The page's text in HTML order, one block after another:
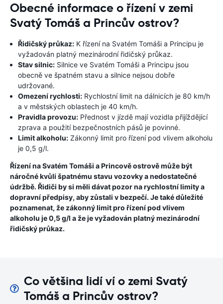
Obecné informace o řízení v zemi
Svatý Tomáš a Princův ostrov?
Řidičský průkaz: K řízení na Svatém Tomáši a Principu je
vyžadován platný mezinárodní řidičský průkaz.
Stav silnic: Silnice ve Svatém Tomáši a Principu jsou
obecně ve špatném stavu a silnice nejsou dobře
udržované.
Omezení rychlosti: Rychlostní limit na dálnicích je 80 km/h
a v městských oblastech je 40 km/h.
Pravidla provozu: Přednost v jízdě mají vozidla přijíždějící
zprava a použití bezpečnostních pásů je povinné.
Limit alkoholu: Zákonný limit pro řízení pod vlivem alkoholu
je 0,5 g/l.
Řízení na Svatém Tomáši a Princově ostrově může být
náročné kvůli špatnému stavu vozovky a nedostatečné
údržbě. Řidiči by si měli dávat pozor na rychlostní limity a
dopravní předpisy, aby zůstali v bezpečí. Je také důležité
poznamenat, že zákonný limit pro řízení pod vlivem
alkoholu je 0,5 g/l a že je vyžadován platný mezinárodní
řidičský průkaz.
Co většina lidí ví o zemi Svatý
Tomáš a Princův ostrov?